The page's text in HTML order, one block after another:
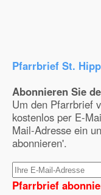
Pfarrbrief St.
Abonnieren Sie
Um den Pfarrbrief
kostenlos per E-
Mail-Adresse ein
abonnieren'.
Pfarrbrief